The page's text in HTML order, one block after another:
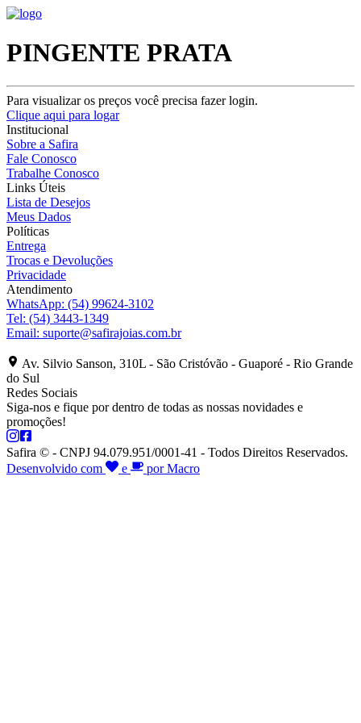
PINGENTE PRATA
Para visualizar os preços você precisa fazer login.
Clique aqui para logar
Institucional
Sobre a Safira
Fale Conosco
Trabalhe Conosco
Links Úteis
Lista de Desejos
Meus Dados
Políticas
Entrega
Trocas e Devoluções
Privacidade
Atendimento
WhatsApp: (54) 99624-3102
Tel: (54) 3443-1349
Email: suporte@safirajoias.com.br
Av. Silvio Sanson, 310L - São Cristóvão - Guaporé - Rio Grande
do Sul
Redes Sociais
Siga-nos e fique por dentro de todas as nossas novidades e
promoções!
Safira © - CNPJ 94.079.951/0001-41 - Todos Direitos Reservados.
Desenvolvido com
e por Macro